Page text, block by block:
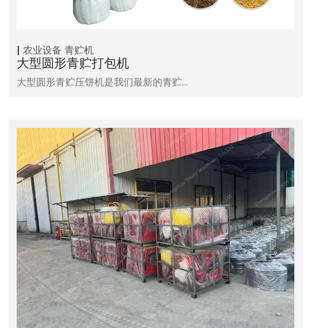
农业设备 青贮机
大型圆形青贮打包机
大型圆形青贮压饼机是我们最新的青贮…